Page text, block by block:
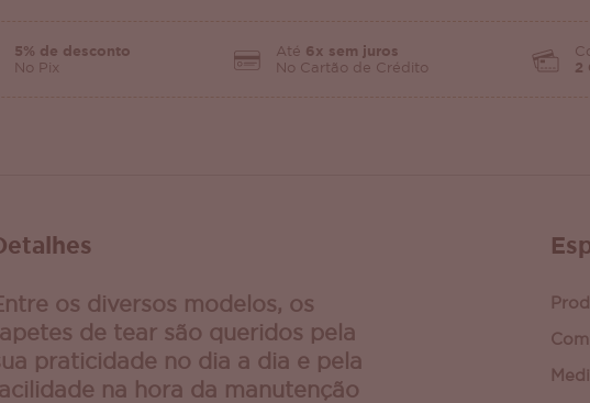
5% de desconto
No Pix
Até 6x sem juros
No Cartão de Crédito
2
os diversos modelos, os
de tear são queridos pela
praticidade no dia a dia e pela
na hora da manutenção